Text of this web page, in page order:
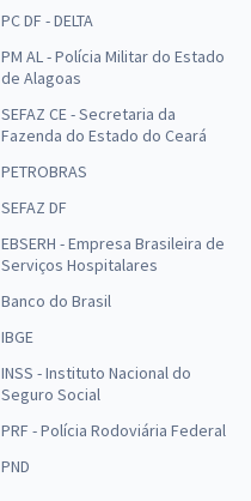
PC DF - DELTA
PM AL - Polícia Militar do Estado
de Alagoas
SEFAZ CE - Secretaria da
Fazenda do Estado do Ceará
PETROBRAS
SEFAZ DF
EBSERH - Empresa Brasileira de
Serviços Hospitalares
Banco do Brasil
IBGE
INSS - Instituto Nacional do
Seguro Social
PRF - Polícia Rodoviária Federal
PND